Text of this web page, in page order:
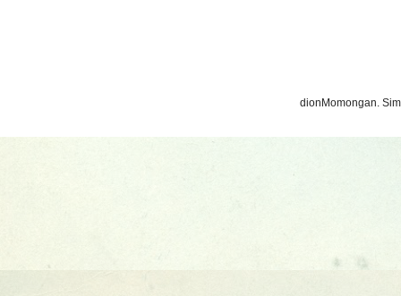
dionMomongan.